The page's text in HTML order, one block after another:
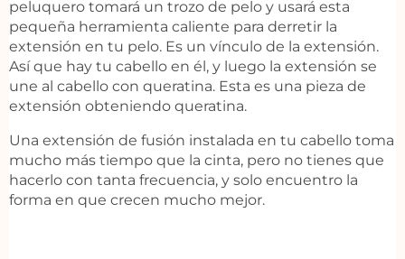
peluquero tomará un trozo de pelo y usará esta
pequeña herramienta caliente para derretir la
extensión en tu pelo. Es un vínculo de la extensión.
Así que hay tu cabello en él, y luego la extensión se
une al cabello con queratina. Esta es una pieza de
extensión obteniendo queratina.
Una extensión de fusión instalada en tu cabello toma
mucho más tiempo que la cinta, pero no tienes que
hacerlo con tanta frecuencia, y solo encuentro la
forma en que crecen mucho mejor.